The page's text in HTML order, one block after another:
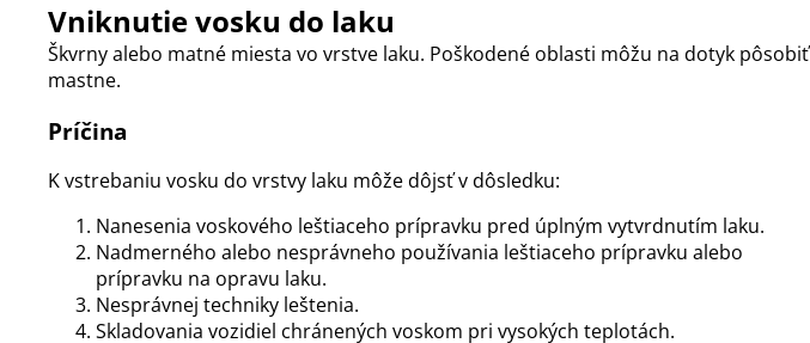
Vniknutie vosku do laku
Škvrny alebo matné miesta vo vrstve laku. Poškodené oblasti môžu na dotyk pôsobiť
mastne.
Príčina
K vstrebaniu vosku do vrstvy laku môže dôjsť v dôsledku:
Nanesenia voskového leštiaceho prípravku pred úplným vytvrdnutím laku.
Nadmerného alebo nesprávneho používania leštiaceho prípravku alebo
prípravku na opravu laku.
Nesprávnej techniky leštenia.
Skladovania vozidiel chránených voskom pri vysokých teplotách.